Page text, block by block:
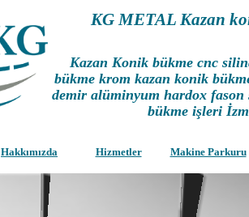
KG METAL Kazan
Kazan Konik bükme cnc
bükme krom kazan konik
demir alüminyum hardox
bükme işleri
Hakkımızda Hizmetler Makine Parkuru